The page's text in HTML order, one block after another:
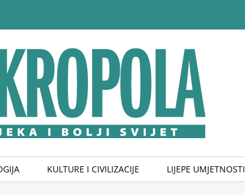
KULTURE I CIVILIZACIJE LIJEPE UMJETNOSTI